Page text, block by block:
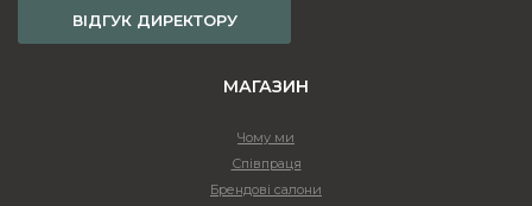
ВІДГУК ДИРЕКТОРУ
МАГАЗИН
Чому ми
Співпраця
Брендові салони